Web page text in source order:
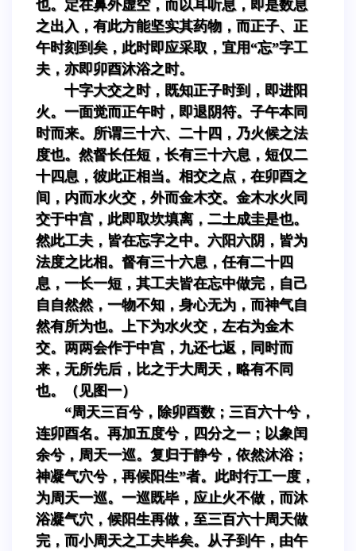
也。定在鼻外虚空，而以耳听息，即是数息
之出入，有此方能坚实其药物，而正子、正
午时刻到矣，此时即应采取，宜用“忘”字工
夫，亦即卯酉沐浴之时。
十字大交之时，既知正子时到，即进阳
火。一面觉而正午时，即退阴符。子午本同
时而来。所谓三十六、二十四，乃火候之法
度也。然督长任短，长有三十六息，短仅二
十四息，彼此正相当。相交之点，在卯酉之
间，内而水火交，外而金木交。金木水火同
交于中宫，此即取坎填离，二土成圭是也。
然此工夫，皆在忘字之中。六阳六阴，皆为
法度之比相。督有三十六息，任有二十四
息，一长一短，其工夫皆在忘中做完，自己
自自然然，一物不知，身心无为，而神气自
然有所为也。上下为水火交，左右为金木
交。两两会作于中宫，九还七返，同时而
来，无所先后，比之于大周天，略有不同
也。（见图一）
“周天三百兮，除卯酉数；三百六十兮，
连卯酉名。再加五度兮，四分之一；以象闰
余兮，周天一巡。复归于静兮，依然沐浴；
神凝气穴兮，再候阳生”者。此时行工一度，
为周天一巡。一巡既毕，应止火不做，而沐
浴凝气穴，候阳生再做，至三百六十周天做
完，而小周天之工夫毕矣。从子到午，由午